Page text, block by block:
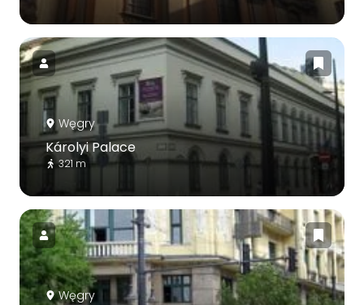
Węgry
Károlyi Palace
321 m
Węgry